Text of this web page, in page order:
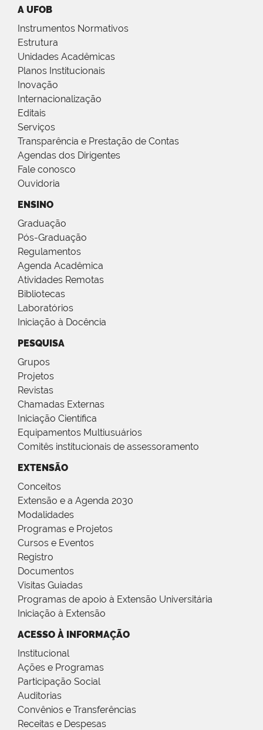
A UFOB
Instrumentos Normativos
Estrutura
Unidades Acadêmicas
Planos Institucionais
Inovação
Internacionalização
Editais
Serviços
Transparência e Prestação de Contas
Agendas dos Dirigentes
Fale conosco
Ouvidoria
ENSINO
Graduação
Pós-Graduação
Regulamentos
Agenda Acadêmica
Atividades Remotas
Bibliotecas
Laboratórios
Iniciação à Docência
PESQUISA
Grupos
Projetos
Revistas
Chamadas Externas
Iniciação Científica
Equipamentos Multiusuários
Comitês institucionais de assessoramento
EXTENSÃO
Conceitos
Extensão e a Agenda 2030
Modalidades
Programas e Projetos
Cursos e Eventos
Registro
Documentos
Visitas Guiadas
Programas de apoio à Extensão Universitária
Iniciação à Extensão
ACESSO À INFORMAÇÃO
Institucional
Ações e Programas
Participação Social
Auditorias
Convênios e Transferências
Receitas e Despesas